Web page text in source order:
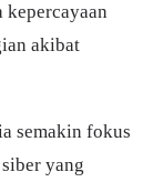
kepercayaan
akibat
semakin fokus
yang